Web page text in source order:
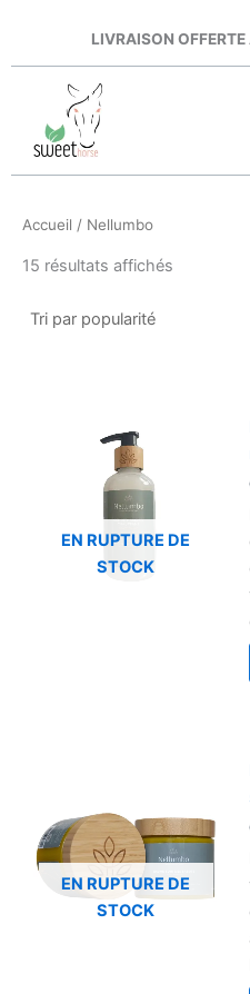
contenu
LIVRAISON
Accueil / Nellumbo
15 résultats affichés
EN RUPTURE DE
STOCK
EN RUPTURE DE
STOCK